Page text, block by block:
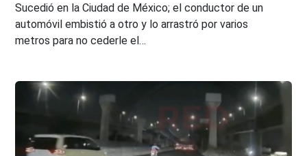
Sucedió en la Ciudad de México; el conductor de un
automóvil embistió a otro y lo arrastró por varios
metros para no cederle el…